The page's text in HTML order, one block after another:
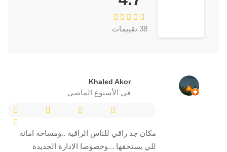
38 تقييمات
Khaled Akor
في الأسبوع الماضي
مكان جد راقي للناس الراقية ..ومساحة امانة
للي بستحقها ...وخصوصا الادارة الجديدة